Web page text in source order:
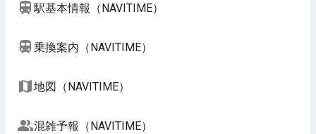
駅基本情報（NAVITIME）
乗換案内（NAVITIME）
地図（NAVITIME）
混雑予報（NAVITIME）